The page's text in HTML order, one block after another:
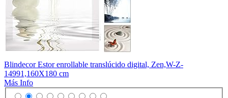
Blindecor Estor enrollable translúcido digital, Zen,W-Z-
14991,160X180 cm
Más Info